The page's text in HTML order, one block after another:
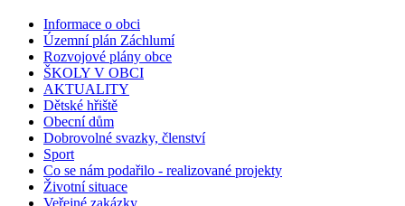
Informace o obci
Územní plán Záchlumí
Rozvojové plány obce
ŠKOLY V OBCI
AKTUALITY
Dětské hřiště
Obecní dům
Dobrovolné svazky, členství
Sport
Co se nám podařilo - realizované projekty
Životní situace